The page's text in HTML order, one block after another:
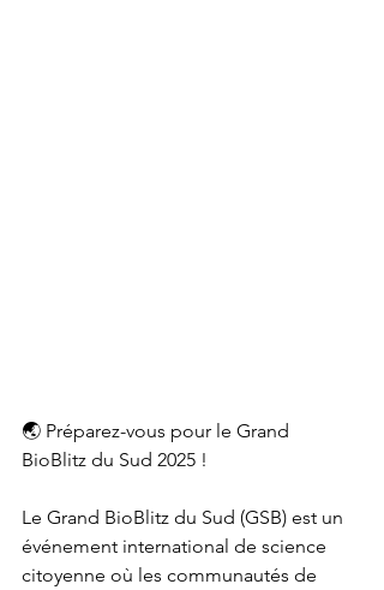
🌏 Préparez-vous pour le Grand
BioBlitz du Sud 2025 !
Le Grand BioBlitz du Sud (GSB) est un
événement international de science
citoyenne où les communautés de